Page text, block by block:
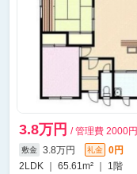
3.8万円 / 管理費 2000円
敷金 3.8万円 礼金
0円
2LDK ｜ 65.61m² ｜ 1階